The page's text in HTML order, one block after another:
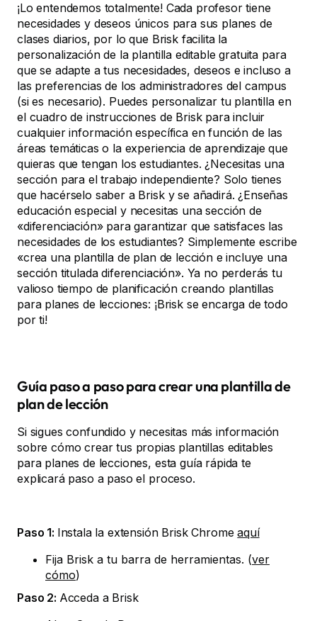
¡Lo entendemos totalmente! Cada profesor tiene
necesidades y deseos únicos para sus planes de
clases diarios, por lo que Brisk facilita la
personalización de la plantilla editable gratuita para
que se adapte a tus necesidades, deseos e incluso a
las preferencias de los administradores del campus
(si es necesario). Puedes personalizar tu plantilla en
el cuadro de instrucciones de Brisk para incluir
cualquier información específica en función de las
áreas temáticas o la experiencia de aprendizaje que
quieras que tengan los estudiantes. ¿Necesitas una
sección para el trabajo independiente? Solo tienes
que hacérselo saber a Brisk y se añadirá. ¿Enseñas
educación especial y necesitas una sección de
«diferenciación» para garantizar que satisfaces las
necesidades de los estudiantes? Simplemente escribe
«crea una plantilla de plan de lección e incluye una
sección titulada diferenciación». Ya no perderás tu
valioso tiempo de planificación creando plantillas
para planes de lecciones: ¡Brisk se encarga de todo
por ti!
Guía paso a paso para crear una plantilla de
plan de lección
Si sigues confundido y necesitas más información
sobre cómo crear tus propias plantillas editables
para planes de lecciones, esta guía rápida te
explicará paso a paso el proceso.
Paso 1: Instala la extensión Brisk Chromeaquí
Fija Brisk a tu barra de herramientas. (ver
cómo)
Paso 2: Acceda a Brisk